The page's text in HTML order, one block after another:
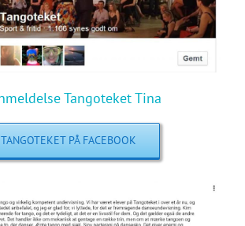
TANGOTEKET PÅ FACEBOOK